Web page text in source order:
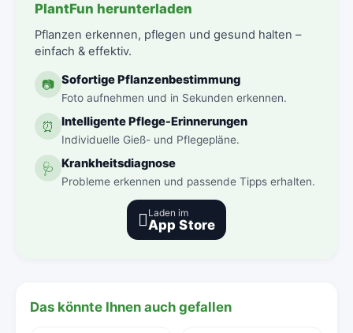
PlantFun herunterladen
Pflanzen erkennen, pflegen und gesund halten –
einfach & effektiv.
📷 Sofortige Pflanzenbestimmung
Foto aufnehmen und in Sekunden erkennen.
⏰ Intelligente Pflege-Erinnerungen
Individuelle Gieß- und Pflegepläne.
🩺 Krankheitsdiagnose
Probleme erkennen und passende Tipps erhalten.
 Laden im
App Store
Das könnte Ihnen auch gefallen